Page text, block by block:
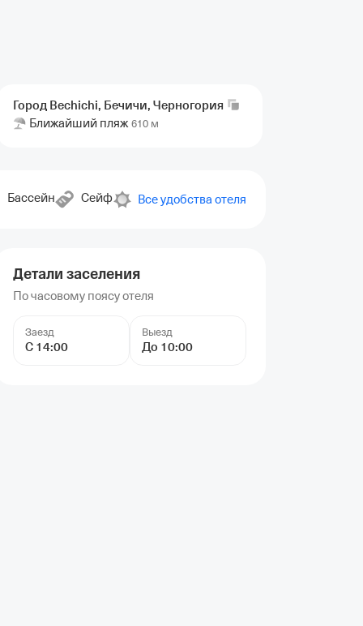
Город Bechichi, Бечичи, Черногория
Ближайший пляж 610 м
Бассейн Сейф Крытый бассейн
Все удобства отеля
Детали заселения
По часовому поясу отеля
Заезд
С 14:00
Выезд
До 10:00